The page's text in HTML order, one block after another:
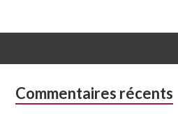
Colonne
Commentaires récents